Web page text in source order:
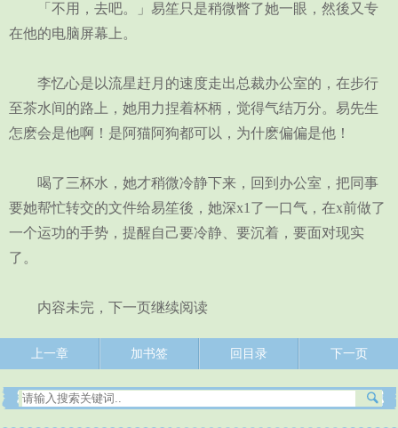
「不用，去吧。」易笙只是稍微瞥了她一眼，然後又专
在他的电脑屏幕上。
李忆心是以流星赶月的速度走出总裁办公室的，在步行
至茶水间的路上，她用力捏着杯柄，觉得气结万分。易先生
怎麽会是他啊！是阿猫阿狗都可以，为什麽偏偏是他！
喝了三杯水，她才稍微冷静下来，回到办公室，把同事
要她帮忙转交的文件给易笙後，她深x1了一口气，在x前做了
一个运功的手势，提醒自己要冷静、要沉着，要面对现实
了。
内容未完，下一页继续阅读
上一章 加书签 回目录 下一页